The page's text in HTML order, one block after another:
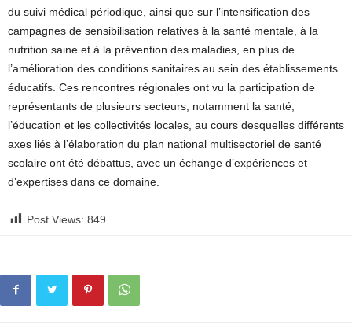
du suivi médical périodique, ainsi que sur l’intensification des
campagnes de sensibilisation relatives à la santé mentale, à la
nutrition saine et à la prévention des maladies, en plus de
l’amélioration des conditions sanitaires au sein des établissements
éducatifs. Ces rencontres régionales ont vu la participation de
représentants de plusieurs secteurs, notamment la santé,
l’éducation et les collectivités locales, au cours desquelles différents
axes liés à l’élaboration du plan national multisectoriel de santé
scolaire ont été débattus, avec un échange d’expériences et
d’expertises dans ce domaine.
Post Views: 849